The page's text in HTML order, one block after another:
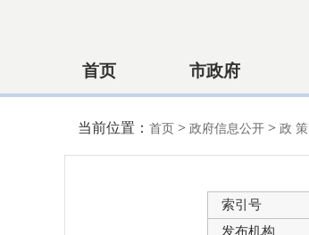
首页 市政府
当前位置： 首页 > 政府信息公开 > 政 策
索引号
发布机构